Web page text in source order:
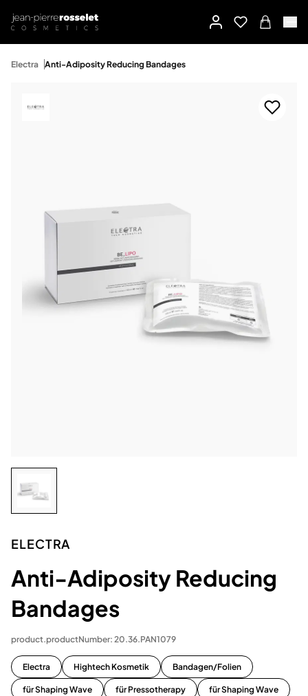
Electra Anti-Adiposity Reducing Bandages
ELECTRA
Anti-Adiposity Reducing
Bandages
product.productNumber: 20.36.PAN1079
Electra Hightech Kosmetik Bandagen/Folien
für Shaping Wave für Pressotherapy für Shaping Wave